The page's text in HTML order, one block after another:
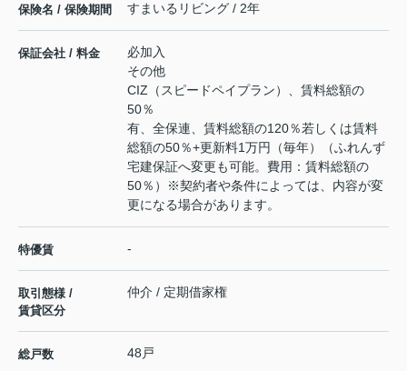
保険名 / 保険期間 すまいるリビング / 2年
保証会社 / 料金
必加入
その他
CIZ（スピードペイプラン）、賃料総額の
50％
有、全保連、賃料総額の120％若しくは賃料
総額の50％+更新料1万円（毎年）（ふれんず
宅建保証へ変更も可能。費用：賃料総額の
50％）※契約者や条件によっては、内容が変
更になる場合があります。
特優賃 -
取引態様 /
賃貸区分
仲介 / 定期借家権
総戸数 48戸